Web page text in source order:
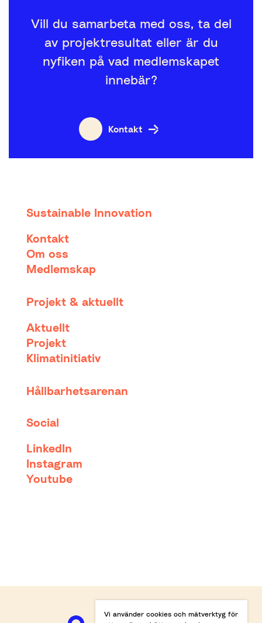
Vill du samarbeta med oss, ta del
av projektresultat eller är du
nyfiken på vad medlemskapet
innebär?
Kontakt
Sustainable Innovation
Kontakt
Om oss
Medlemskap
Projekt & aktuellt
Aktuellt
Projekt
Klimatinitiativ
Hållbarhetsarenan
Social
LinkedIn
Instagram
Youtube
Vi använder cookies och mätverktyg för